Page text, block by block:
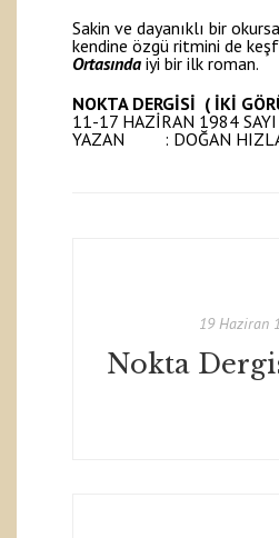
Sakin ve dayanıklı bir
kendine özgü ritmini de
Ortasında iyi bir ilk roman.
NOKTA DERGİSİ ( İKİ
11-17 HAZİRAN
YAZAN : DOĞAN
19 Haziran